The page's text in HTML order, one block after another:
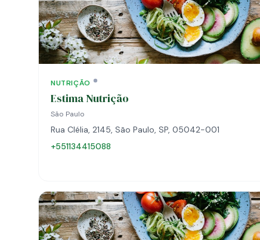
NUTRIÇÃO
Estima Nutrição
São Paulo
Rua Clélia, 2145, São Paulo, SP, 05042-001
+551134415088